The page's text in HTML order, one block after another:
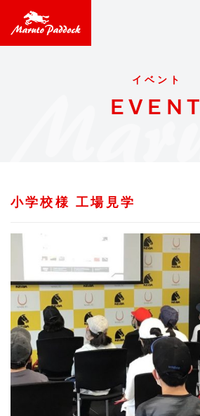
イベント
EVENT
小学校様 工場見学